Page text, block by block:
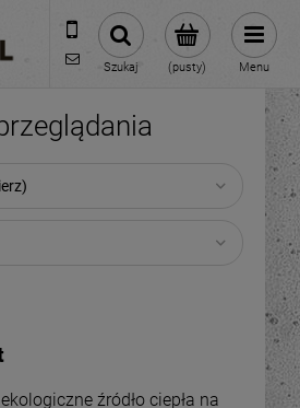
600 373 809
sklep@zagrzej.pl
(pusty)
Szukaj Menu
źródło ciepła na